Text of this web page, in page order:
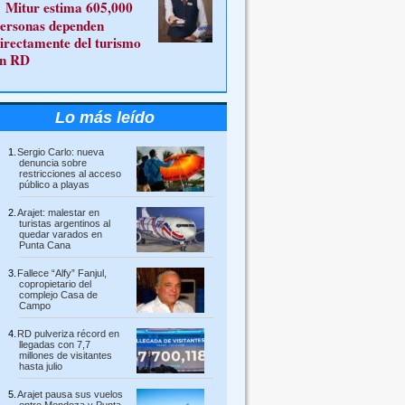
Mitur estima 605,000
dependen
del turismo
RD
Lo más leído
Sergio Carlo: nueva
denuncia sobre
restricciones al acceso
público a playas
Arajet: malestar en
turistas argentinos al
quedar varados en
Punta Cana
Fallece “Alfy” Fanjul,
copropietario del
complejo Casa de
Campo
RD pulveriza récord en
llegadas con 7,7
millones de visitantes
hasta julio
Arajet pausa sus vuelos